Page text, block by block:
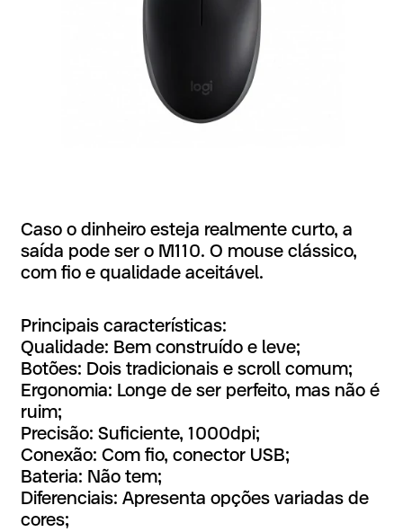
Caso o dinheiro esteja realmente curto, a
saída pode ser o M110. O mouse clássico,
com fio e qualidade aceitável.
Principais características:
Qualidade: Bem construído e leve;
Botões: Dois tradicionais e scroll comum;
Ergonomia: Longe de ser perfeito, mas não é
ruim;
Precisão: Suficiente, 1000dpi;
Conexão: Com fio, conector USB;
Bateria: Não tem;
Diferenciais: Apresenta opções variadas de
cores;